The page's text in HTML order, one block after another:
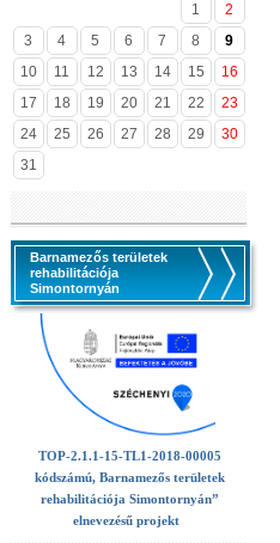
1
2
3
4 5 6 7 8
9
10
11 12 13 14 15
16
17
18 19 20 21 22
23
24
25 26 27 28 29
30
31
Barnamezős területek
rehabilitációja
Simontornyán
TOP-2.1.1-15-TL1-2018-00005
kódszámú, Barnamezős területek
rehabilitációja Simontornyán”
elnevezésű projekt